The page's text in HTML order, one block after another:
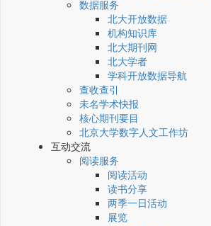
数据服务
北大开放数据
机构知识库
北大期刊网
北大学者
学科开放数据导航
查收查引
未名学术快报
核心期刊要目
北京大学数字人文工作坊
互动交流
阅读服务
阅读活动
读书分享
两季一日活动
展览